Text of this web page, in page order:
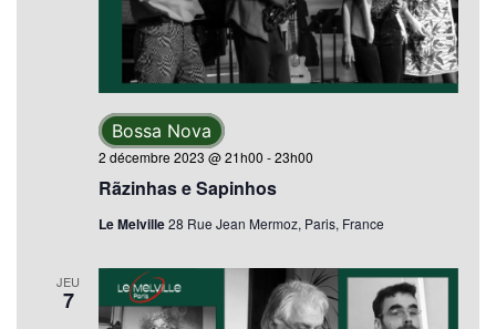
Rãzinhas e Sapinhos
2 décembre 2023 @ 21h00 -23h00
Bossa Nova
Le Melville28 Rue Jean Mermoz, Paris, France
JEU
7